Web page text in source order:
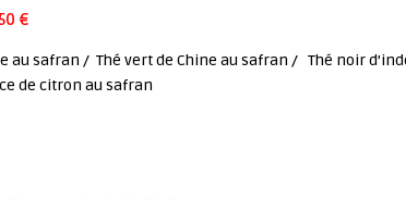
€
au safran / Thé vert de Chine au safran / Thé noir
de citron au safran